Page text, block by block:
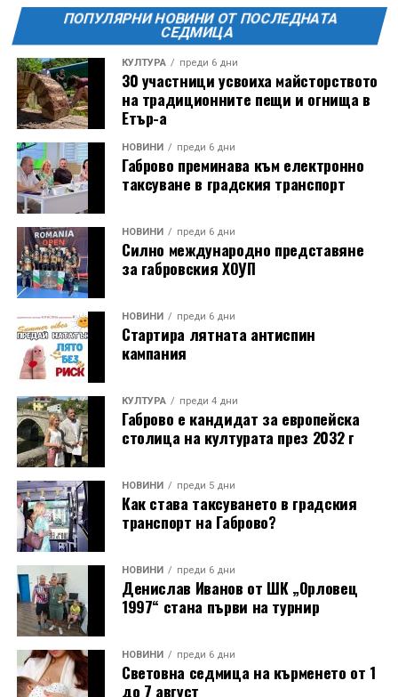
ПОПУЛЯРНИ НОВИНИ ОТ ПОСЛЕДНАТА
СЕДМИЦА
КУЛТУРА преди 6 дни
30 участници усвоиха майсторството
на традиционните пещи и огнища в
Етър-а
НОВИНИ преди 6 дни
Габрово преминава към електронно
таксуване в градския транспорт
НОВИНИ преди 6 дни
Силно международно представяне
за габровския ХОУП
НОВИНИ преди 6 дни
Стартира лятната антиспин
кампания
КУЛТУРА преди 4 дни
Габрово е кандидат за европейска
столица на културата през 2032 г
НОВИНИ преди 5 дни
Как става таксуването в градския
транспорт на Габрово?
НОВИНИ преди 6 дни
Денислав Иванов от ШК „Орловец
1997“ стана първи на турнир
НОВИНИ преди 6 дни
Световна седмица на кърменето от 1
до 7 август